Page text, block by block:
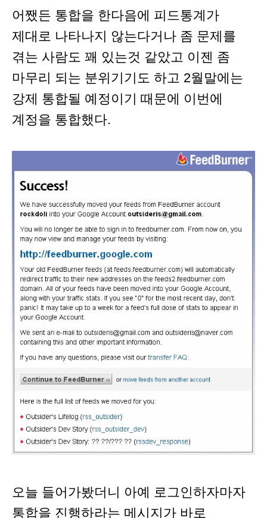
어쨌든 통합을 한다음에 피드통계가
제대로 나타나지 않는다거나 좀 문제를
겪는 사람도 꽤 있는것 같았고 이젠 좀
마무리 되는 분위기기도 하고 2월말에는
강제 통합될 예정이기 때문에 이번에
계정을 통합했다.
오늘 들어가봤더니 아예 로그인하자마자
통합을 진행하라는 메시지가 바로